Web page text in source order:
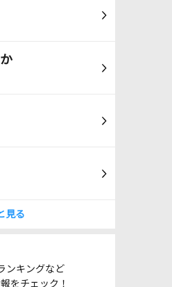
見る
ンキングなど
をチェック！